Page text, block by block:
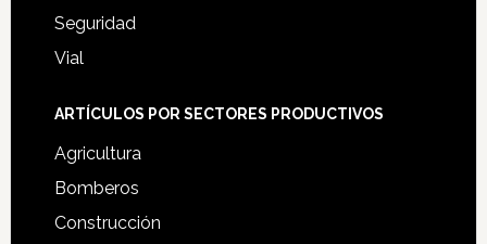
Seguridad
Vial
ARTÍCULOS POR SECTORES PRODUCTIVOS
Agricultura
Bomberos
Construcción